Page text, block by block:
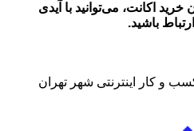
اکانت، می‌توانید با آیدی
و کار اینترنتی شهر تهران